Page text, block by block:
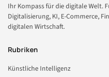
Ihr Kompass für die digitale Welt.
Digitalisierung, KI, E-Commerce,
digitalen Wirtschaft.
Rubriken
Künstliche Intelligenz